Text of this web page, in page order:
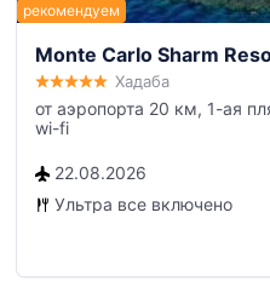
Monte Carlo Sharm
Хадаба
от аэропорта 20 км, 1-ая
wi-fi
22.08.2026
Ультра все включено